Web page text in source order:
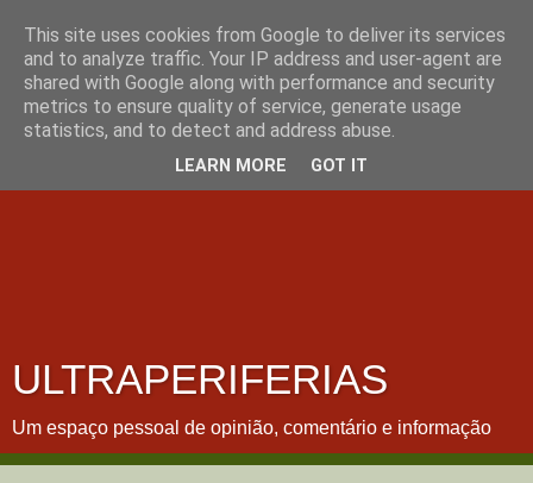
ULTRAPERIFERIAS
Um espaço pessoal de opinião, comentário e informação
This site uses cookies from Google to deliver its services
and to analyze traffic. Your IP address and user-agent are
shared with Google along with performance and security
metrics to ensure quality of service, generate usage
statistics, and to detect and address abuse.
LEARN MORE GOT IT